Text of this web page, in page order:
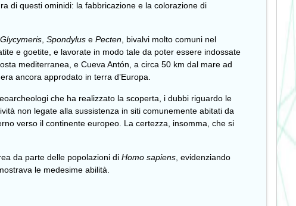
di questi ominidi: la fabbricazione e la colorazione di
Glycymeris Spondylus e Pecten , bivalvi molto comuni nel
e goetite, e lavorate in modo tale da poter essere indossate
mediterranea, e Cueva Antón, a circa 50 km dal mare ad
ancora approdato in terra d’Europa.
che ha realizzato la scoperta, i dubbi riguardo le
non legate alla sussistenza in siti comunemente abitati da
verso il continente europeo. La certezza, insomma, che si
da parte delle popolazioni di Homo sapiens , evidenziando
le medesime abilità.